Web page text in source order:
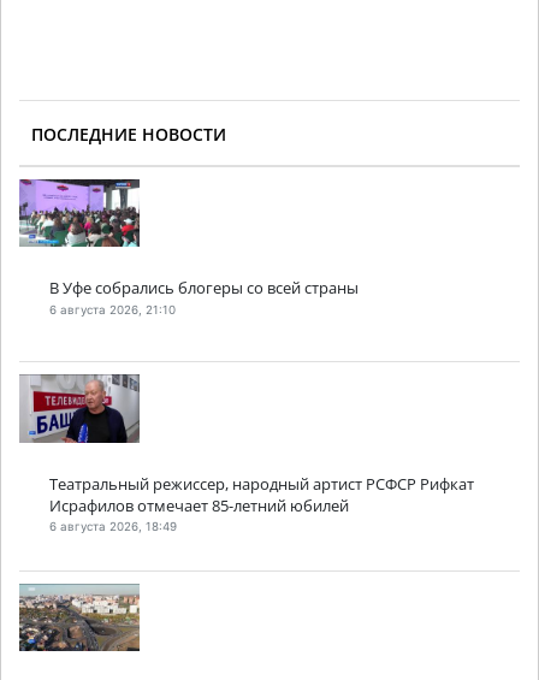
ПОСЛЕДНИЕ НОВОСТИ
В Уфе собрались блогеры со всей страны
6 августа 2026, 21:10
Театральный режиссер, народный артист РСФСР Рифкат
Исрафилов отмечает 85-летний юбилей
6 августа 2026, 18:49